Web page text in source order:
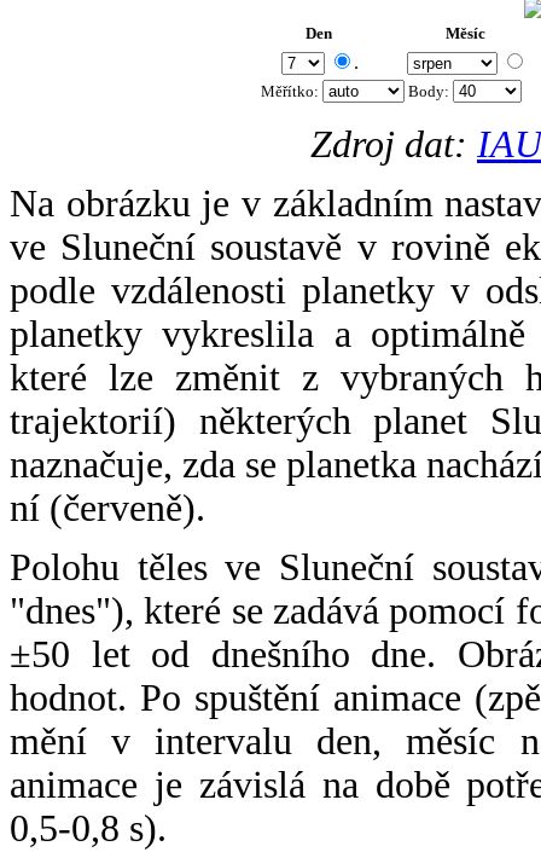
Den Měsíc
.
Měřítko: Body:
Zdroj dat:
Na obrázku je v základním
ve Sluneční soustavě v rovině
podle vzdálenosti planetky v
planetky vykreslila a
které lze změnit z vybraných
trajektorií) některých planet
naznačuje, zda se planetka
ní (červeně).
Polohu těles ve Sluneční
"dnes"), které se zadává pomocí
±50 let od dnešního dne.
hodnot. Po spuštění animace
mění v intervalu den, měsíc
animace je závislá na době
0,5-0,8 s).